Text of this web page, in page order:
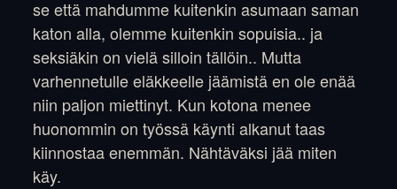
se että mahdumme kuitenkin asumaan saman
katon alla, olemme kuitenkin sopuisia.. ja
seksiäkin on vielä silloin tällöin.. Mutta
varhennetulle eläkkeelle jäämistä en ole enää
niin paljon miettinyt. Kun kotona menee
huonommin on työssä käynti alkanut taas
kiinnostaa enemmän. Nähtäväksi jää miten
käy.